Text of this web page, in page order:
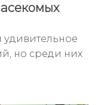
удивительное
но среди них